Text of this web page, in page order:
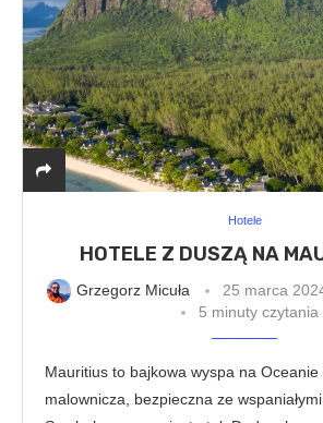
Hotele
HOTELE Z DUSZĄ NA
Grzegorz Micuła 25 marca
5 minuty czytania
Mauritius to bajkowa wyspa na Oceanie
malownicza, bezpieczna ze